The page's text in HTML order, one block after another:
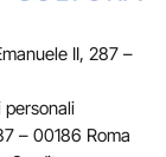
II, 287 –
personali
– 00186 Roma